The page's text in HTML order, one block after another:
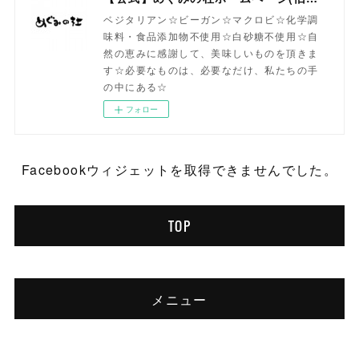
ベジタリアン☆ビーガン☆マクロビ☆化学調
味料・食品添加物不使用☆白砂糖不使用☆自
然の恵みに感謝して、美味しいものを頂きま
す☆必要なものは、必要なだけ、私たちの手
の中にある☆
フォロー
Facebookウィジェットを取得できませんでした。
TOP
メニュー